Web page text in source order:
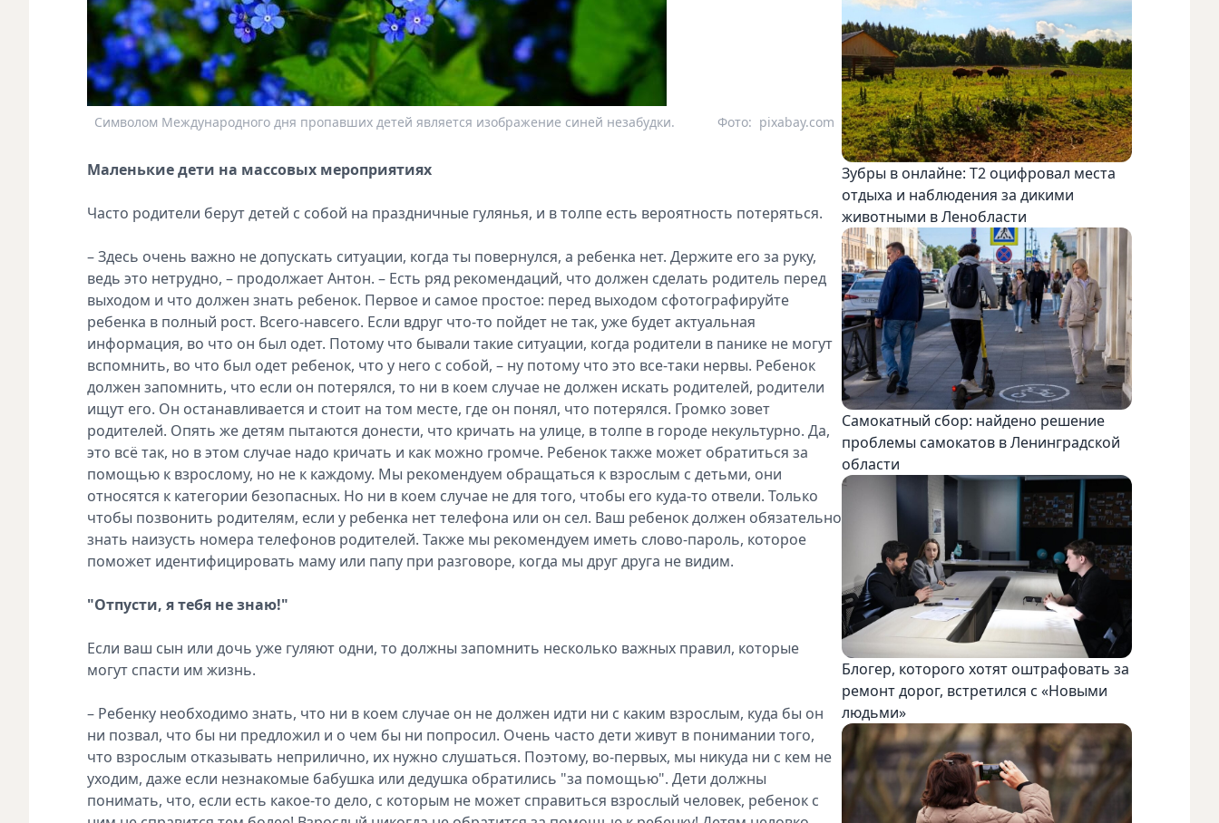
Символом Международного дня пропавших детей является изображение синей незабудки. pixabay.com
Фото:
Маленькие дети на массовых мероприятиях
Часто родители берут детей с собой на праздничные гулянья, и в толпе есть вероятность потеряться.
– Здесь очень важно не допускать ситуации, когда ты повернулся, а ребенка нет. Держите его за руку,
ведь это нетрудно, – продолжает Антон. – Есть ряд рекомендаций, что должен сделать родитель перед
выходом и что должен знать ребенок. Первое и самое простое: перед выходом сфотографируйте
ребенка в полный рост. Всего-навсего. Если вдруг что-то пойдет не так, уже будет актуальная
информация, во что он был одет. Потому что бывали такие ситуации, когда родители в панике не могут
вспомнить, во что был одет ребенок, что у него с собой, – ну потому что это все-таки нервы. Ребенок
должен запомнить, что если он потерялся, то ни в коем случае не должен искать родителей, родители
ищут его. Он останавливается и стоит на том месте, где он понял, что потерялся. Громко зовет
родителей. Опять же детям пытаются донести, что кричать на улице, в толпе в городе некультурно. Да,
это всё так, но в этом случае надо кричать и как можно громче. Ребенок также может обратиться за
помощью к взрослому, но не к каждому. Мы рекомендуем обращаться к взрослым с детьми, они
относятся к категории безопасных. Но ни в коем случае не для того, чтобы его куда-то отвели. Только
чтобы позвонить родителям, если у ребенка нет телефона или он сел. Ваш ребенок должен обязательно
знать наизусть номера телефонов родителей. Также мы рекомендуем иметь слово-пароль, которое
поможет идентифицировать маму или папу при разговоре, когда мы друг друга не видим.
"Отпусти, я тебя не знаю!"
Если ваш сын или дочь уже гуляют одни, то должны запомнить несколько важных правил, которые
могут спасти им жизнь.
– Ребенку необходимо знать, что ни в коем случае он не должен идти ни с каким взрослым, куда бы он
ни позвал, что бы ни предложил и о чем бы ни попросил. Очень часто дети живут в понимании того,
что взрослым отказывать неприлично, их нужно слушаться. Поэтому, во-первых, мы никуда ни с кем не
уходим, даже если незнакомые бабушка или дедушка обратились "за помощью". Дети должны
понимать, что, если есть какое-то дело, с которым не может справиться взрослый человек, ребенок с
Зубры в онлайне: Т2 оцифровал места
отдыха и наблюдения за дикими
животными в Ленобласти
Самокатный сбор: найдено решение
проблемы самокатов в Ленинградской
области
Блогер, которого хотят оштрафовать за
ремонт дорог, встретился с «Новыми
людьми»